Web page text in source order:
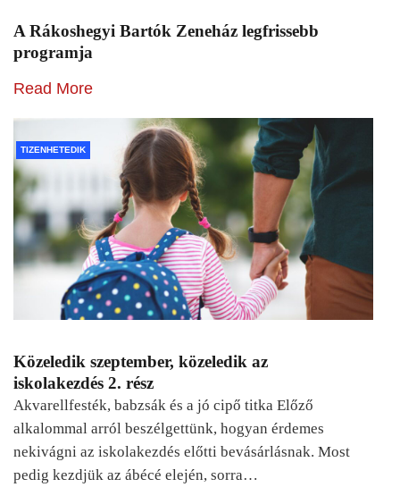
A Rákoshegyi Bartók Zeneház legfrissebb
programja
Read More
TIZENHETEDIK
Közeledik szeptember, közeledik az
iskolakezdés 2. rész
Akvarellfesték, babzsák és a jó cipő titka Előző
alkalommal arról beszélgettünk, hogyan érdemes
nekivágni az iskolakezdés előtti bevásárlásnak. Most
pedig kezdjük az ábécé elején, sorra…